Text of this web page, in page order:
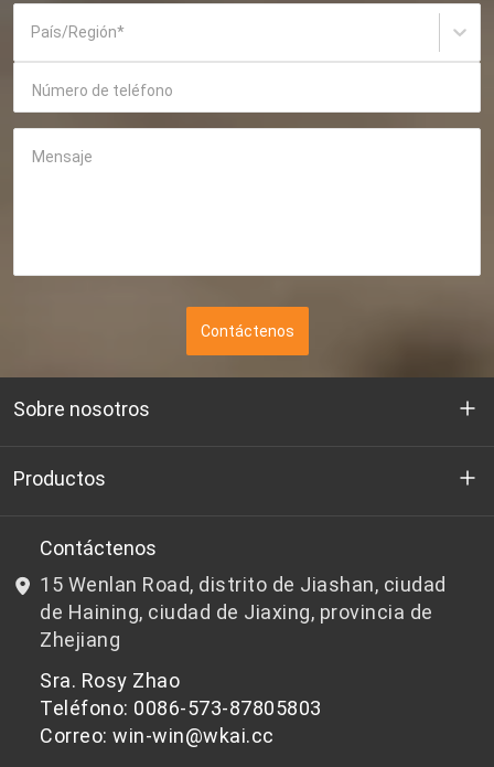
País/Región*
Número de teléfono
Mensaje
Contáctenos
Sobre nosotros
Quienes somos
I+D
Noticias y Eventos
política de privacidad
Productos
Chips de PET aptos para botellas
Chips de PET que no son aptos para botellas
Contáctenos
15 Wenlan Road, distrito de Jiashan, ciudad
de Haining, ciudad de Jiaxing, provincia de
Zhejiang
Sra. Rosy Zhao
Teléfono: 0086-573-87805803
Correo: win-win@wkai.cc